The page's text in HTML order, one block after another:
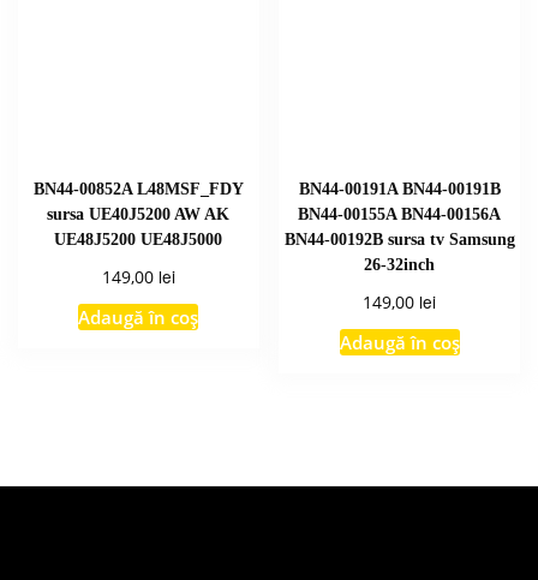
BN44-00852A L48MSF_FDY
sursa UE40J5200 AW AK
UE48J5200 UE48J5000
149,00 lei
Adaugă în coș
BN44-00191A BN44-00191B
BN44-00155A BN44-00156A
BN44-00192B sursa tv Samsung
26-32inch
149,00 lei
Adaugă în coș